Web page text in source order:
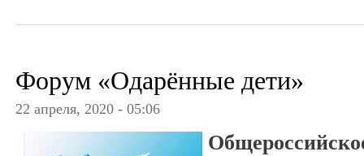
Форум «Одарённые дети»
22 апреля, 2020 - 05:06